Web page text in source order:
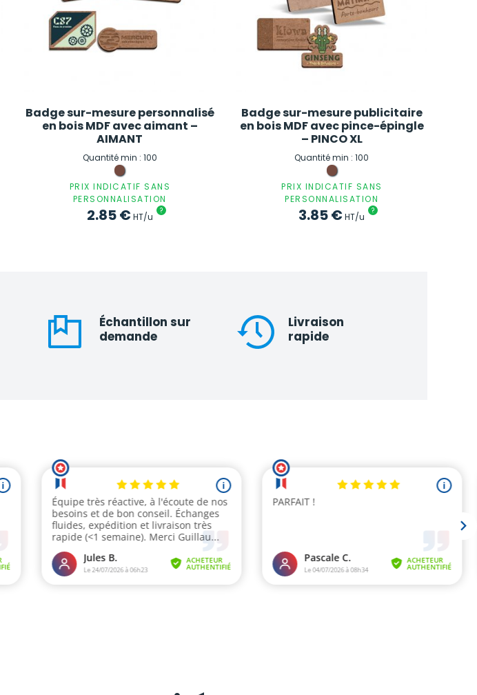
Badge sur-mesure personnalisé
en bois MDF avec aimant –
AIMANT
Quantité min : 100
PRIX INDICATIF SANS
PERSONNALISATION
2.85€HT/u
?
Badge sur-mesure publicitaire
en bois MDF avec pince-épingle
– PINCO XL
Quantité min : 100
PRIX INDICATIF SANS
PERSONNALISATION
3.85€HT/u
?
Échantillon sur
demande
Livraison
rapide